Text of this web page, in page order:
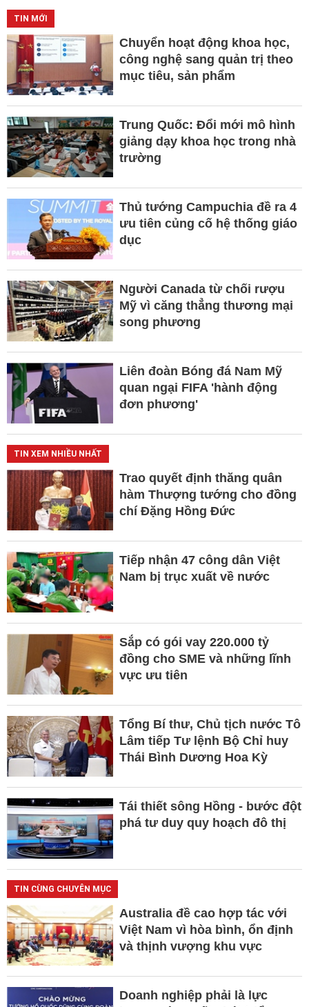
TIN MỚI
Chuyển hoạt động khoa học,
công nghệ sang quản trị theo
mục tiêu, sản phẩm
Trung Quốc: Đổi mới mô hình
giảng dạy khoa học trong nhà
trường
Thủ tướng Campuchia đề ra 4
ưu tiên củng cố hệ thống giáo
dục
Người Canada từ chối rượu
Mỹ vì căng thẳng thương mại
song phương
Liên đoàn Bóng đá Nam Mỹ
quan ngại FIFA 'hành động
đơn phương'
TIN XEM NHIỀU NHẤT
Trao quyết định thăng quân
hàm Thượng tướng cho đồng
chí Đặng Hồng Đức
Tiếp nhận 47 công dân Việt
Nam bị trục xuất về nước
Sắp có gói vay 220.000 tỷ
đồng cho SME và những lĩnh
vực ưu tiên
Tổng Bí thư, Chủ tịch nước Tô
Lâm tiếp Tư lệnh Bộ Chỉ huy
Thái Bình Dương Hoa Kỳ
Tái thiết sông Hồng - bước đột
phá tư duy quy hoạch đô thị
TIN CÙNG CHUYÊN MỤC
Australia đề cao hợp tác với
Việt Nam vì hòa bình, ổn định
và thịnh vượng khu vực
Doanh nghiệp phải là lực